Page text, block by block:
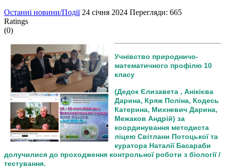
Останні новини/Події 24 січня 2024 Перегляди: 665
Ratings
(0)
Учнівство природничо-
математичного профілю 10
класу
(Дедок Єлизавета , Анікієва
Дарина, Кряж Поліна, Кодесь
Катерина, Михневич Дарина,
Межаков Андрій) за
координування методиста
ліцею Світлани Потоцької та
куратора Наталії Басараби
долучилися до проходження контрольної роботи з біології /
тестування.